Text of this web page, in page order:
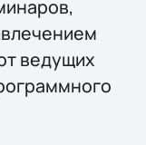
ведущих